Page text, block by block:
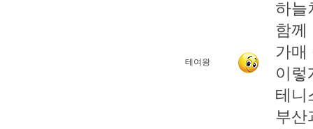
테여왕
하늘
함께
가매
이렇
테니
부산